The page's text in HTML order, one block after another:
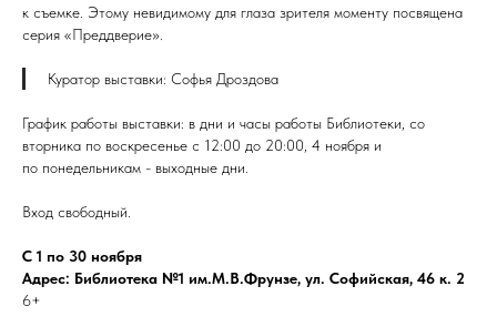
к съемке. Этому невидимому для глаза зрителя моменту посвящена
серия «Преддверие».
Куратор выставки: Софья Дроздова
График работы выставки: в дни и часы работы Библиотеки, со
вторника по воскресенье с 12:00 до 20:00, 4 ноября и
по понедельникам - выходные дни.
Вход свободный.
С 1 по 30 ноября
Адрес: Библиотека №1 им.М.В.Фрунзе, ул. Софийская, 46 к. 2
6+